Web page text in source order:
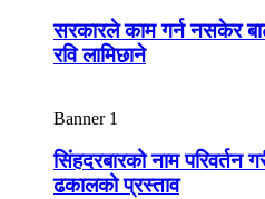
सरकारले काम गर्न नसकेर
रवि लामिछाने
Banner 1
सिंहदरबारको नाम परिवर्तन
ढकालको प्रस्ताव